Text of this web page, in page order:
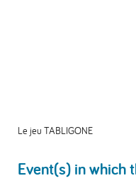
Le jeu TABLIGONE
Event(s) in which